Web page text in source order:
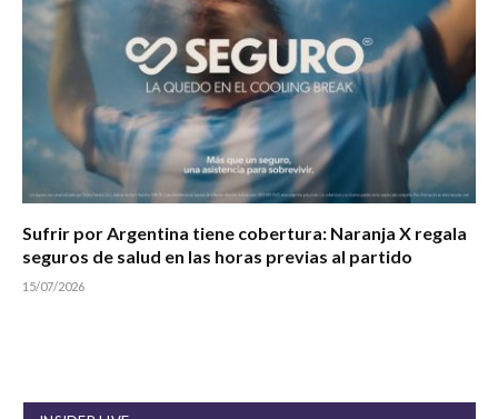
Sufrir por Argentina tiene cobertura: Naranja X regala
seguros de salud en las horas previas al partido
15/07/2026